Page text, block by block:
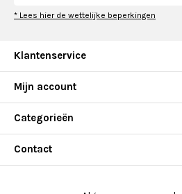
* Lees hier de wettelijke beperkingen
Klantenservice
Mijn account
Categorieën
Contact